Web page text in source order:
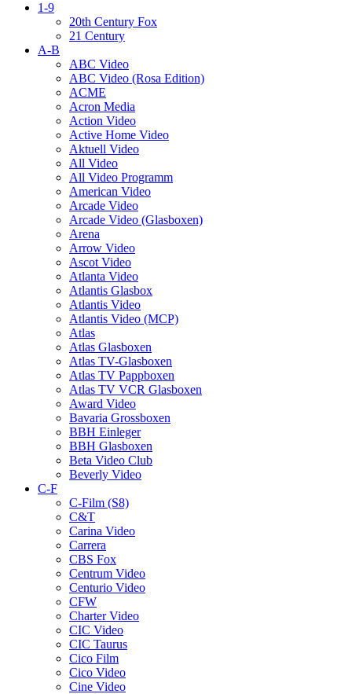
1-9
20th Century Fox
21 Century
A-B
ABC Video
ABC Video (Rosa Edition)
ACME
Acron Media
Action Video
Active Home Video
Aktuell Video
All Video
All Video Programm
American Video
Arcade Video
Arcade Video (Glasboxen)
Arena
Arrow Video
Ascot Video
Atlanta Video
Atlantis Glasbox
Atlantis Video
Atlantis Video (MCP)
Atlas
Atlas Glasboxen
Atlas TV-Glasboxen
Atlas TV Pappboxen
Atlas TV VCR Glasboxen
Award Video
Bavaria Grossboxen
BBH Einleger
BBH Glasboxen
Beta Video Club
Beverly Video
C-F
C-Film (S8)
C&T
Carina Video
Carrera
CBS Fox
Centrum Video
Centurio Video
CFW
Charter Video
CIC Video
CIC Taurus
Cico Film
Cico Video
Cine Video